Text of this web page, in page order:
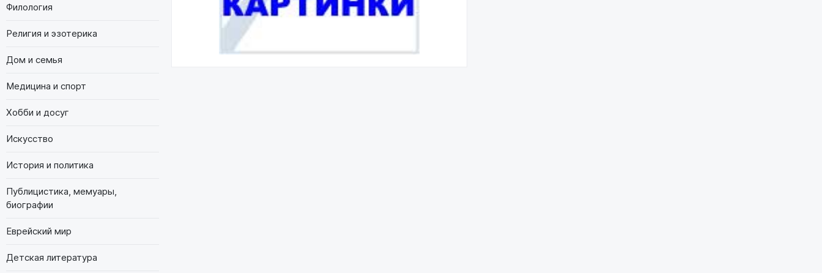
Филология
Религия и эзотерика
Дом и семья
Медицина и спорт
Хобби и досуг
Искусство
История и политика
Публицистика, мемуары,
биографии
Еврейский мир
Детская литература